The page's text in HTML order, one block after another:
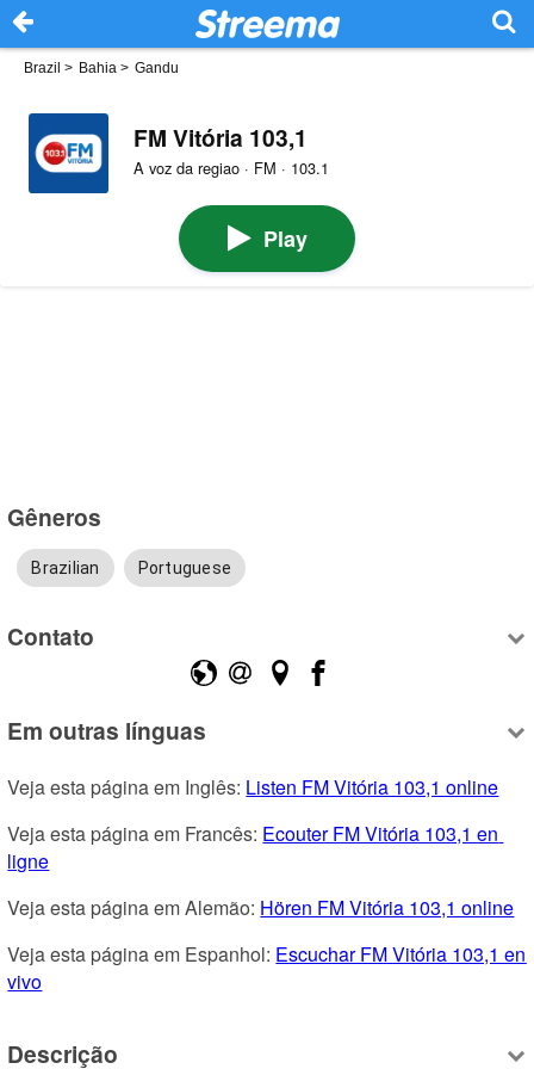
Brazil > Bahia > Gandu
FM Vitória 103,1
A voz da regiao · FM · 103.1
Play
Gêneros
Brazilian Portuguese
Contato
Em outras línguas
Veja esta página em Inglês: Listen FM Vitória 103,1 online
Veja esta página em Francês: Ecouter FM Vitória 103,1 en
ligne
Veja esta página em Alemão: Hören FM Vitória 103,1 online
Veja esta página em Espanhol: Escuchar FM Vitória 103,1 en
vivo
Descrição